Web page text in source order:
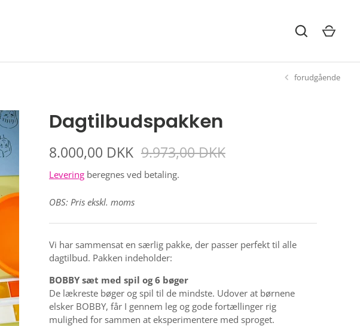
forudgående
Dagtilbudspakken
8.000,00 DKK 9.973,00 DKK
Levering beregnes ved betaling.
OBS: Pris ekskl. moms
Vi har sammensat en særlig pakke, der passer perfekt til alle
dagtilbud. Pakken indeholder:
BOBBY sæt med spil og 6 bøger
De lækreste bøger og spil til de mindste. Udover at børnene
elsker BOBBY, får I gennem leg og gode fortællinger rig
mulighed for sammen at eksperimentere med sproget.